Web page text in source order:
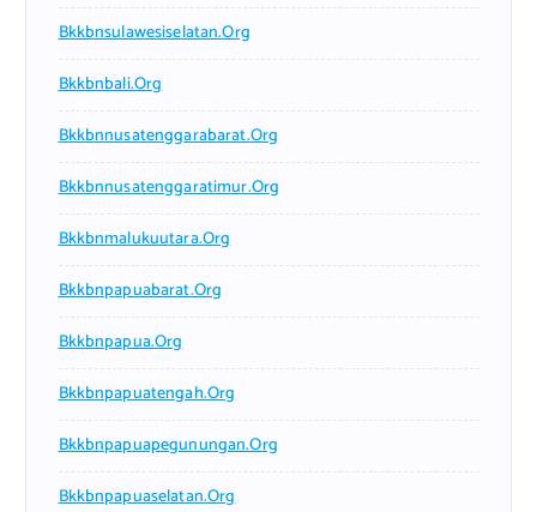
Bkkbnsulawesiselatan.org
Bkkbnbali.org
Bkkbnnusatenggarabarat.org
Bkkbnnusatenggaratimur.org
Bkkbnmalukuutara.org
Bkkbnpapuabarat.org
Bkkbnpapua.org
Bkkbnpapuatengah.org
Bkkbnpapuapegunungan.org
Bkkbnpapuaselatan.org